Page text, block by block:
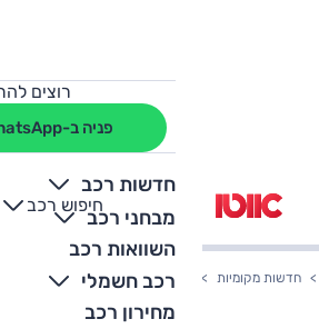
רוצים
פניה ב-WhatsApp
חדשות רכב
מבחני רכב
השוואות רכב
רכב חשמלי
מחירון רכב
חיפוש רכב
+
-
חדשות מקומיות רכבי הסלבס: במה נוסע עופר לוי?